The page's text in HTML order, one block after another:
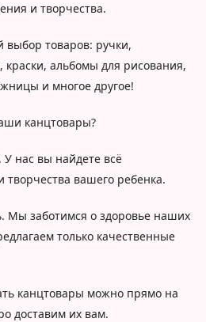
и творчества.
товаров: ручки,
альбомы для рисования,
и многое другое!
канцтовары?
нас вы найдете всё
творчества вашего ребенка.
Мы заботимся о здоровье наших
только качественные
канцтовары можно прямо на
доставим их вам.